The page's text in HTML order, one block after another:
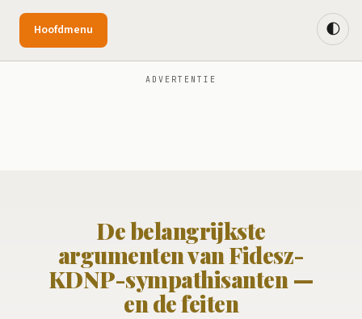
Hoofdmenu
ADVERTENTIE
🌓
De belangrijkste
argumenten van Fidesz-
KDNP-sympathisanten —
en de feiten